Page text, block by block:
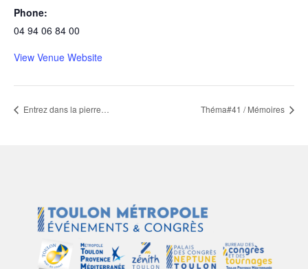
Phone:
04 94 06 84 00
View Venue Website
Entrez dans la pierre… Théma#41 / Mémoires